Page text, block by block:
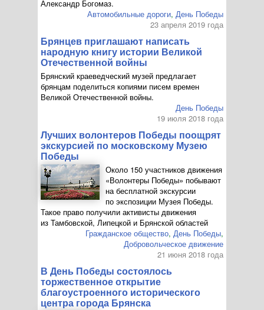
Александр Богомаз.
Автомобильные дороги, День Победы
23 апреля 2019 года
Брянцев приглашают написать
народную книгу истории Великой
Отечественной войны
Брянский краеведческий музей предлагает
брянцам поделиться копиями писем времен
Великой Отечественной войны.
День Победы
19 июля 2018 года
Лучших волонтеров Победы поощрят
экскурсией по московскому Музею
Победы
Около 150 участников движения
«Волонтеры Победы» побывают
на бесплатной экскурсии
по экспозиции Музея Победы.
Такое право получили активисты движения
из Тамбовской, Липецкой и Брянской областей
Гражданское общество, День Победы,
Добровольческое движение
21 июня 2018 года
В День Победы состоялось
торжественное открытие
благоустроенного исторического
центра города Брянска